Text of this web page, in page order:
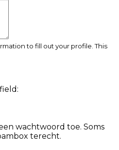
to fill out your profile. This
wachtwoord toe. Soms
terecht.